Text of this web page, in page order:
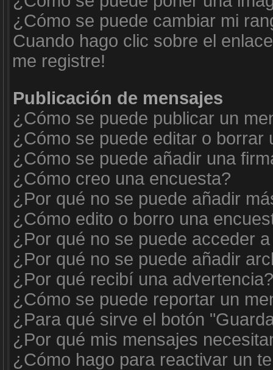
¿Cómo se puede cambiar mi
Cuando hago clic sobre el
me registre!
Publicación de mensajes
¿Cómo se puede publicar un
¿Cómo se puede editar o borrar
¿Cómo se puede añadir una
¿Cómo creo una encuesta?
¿Por qué no se puede añadir
¿Cómo edito o borro una
¿Por qué no se puede acceder
¿Por qué no se puede añadir
¿Por qué recibí una advertencia?
¿Cómo se puede reportar un
¿Para qué sirve el botón
¿Por qué mis mensajes
¿Cómo hago para reactivar un